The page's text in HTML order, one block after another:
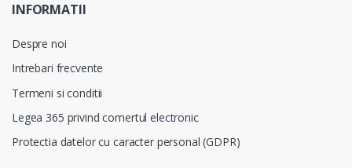
INFORMATII
Despre noi
Intrebari frecvente
Termeni si conditii
Legea 365 privind comertul electronic
Protectia datelor cu caracter personal (GDPR)